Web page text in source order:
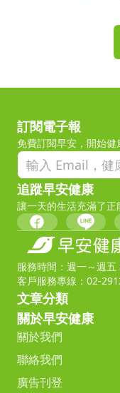
訂閱電子報
免費訂閱早安，開始健
追蹤早安健康
讓一天的生活充滿了正
服務時間：週一～週
客戶服務專線：02-
文章分類
關於早安健康
關於我們
聯絡我們
廣告刊登